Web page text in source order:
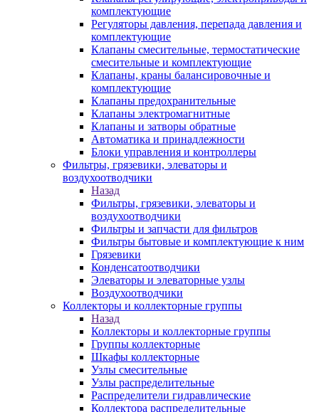
комплектующие
Регуляторы давления, перепада давления и
комплектующие
Клапаны смесительные, термостатические
смесительные и комплектующие
Клапаны, краны балансировочные и
комплектующие
Клапаны предохранительные
Клапаны электромагнитные
Клапаны и затворы обратные
Автоматика и принадлежности
Блоки управления и контроллеры
Фильтры, грязевики, элеваторы и
воздухоотводчики
Назад
Фильтры, грязевики, элеваторы и
воздухоотводчики
Фильтры и запчасти для фильтров
Фильтры бытовые и комплектующие к ним
Грязевики
Конденсатоотводчики
Элеваторы и элеваторные узлы
Воздухоотводчики
Коллекторы и коллекторные группы
Назад
Коллекторы и коллекторные группы
Группы коллекторные
Шкафы коллекторные
Узлы смесительные
Узлы распределительные
Распределители гидравлические
Коллектора распределительные